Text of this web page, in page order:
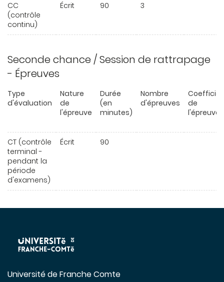
CC
(contrôle
continu)
Écrit 90 3
Seconde chance / Session de rattrapage
- Épreuves
Type
d'évaluation
Nature
de
l'épreuve
Durée
(en
minutes)
Nombre
d'épreuves
de
l'épreuve
CT (contrôle
terminal -
pendant la
période
d'examens)
Écrit 90
Université de Franche Comte